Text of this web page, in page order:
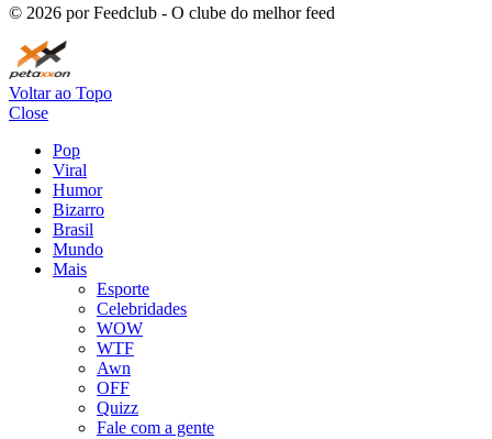
© 2026 por Feedclub - O clube do melhor feed
Voltar ao Topo
Close
Pop
Viral
Humor
Bizarro
Brasil
Mundo
Mais
Esporte
Celebridades
WOW
WTF
Awn
OFF
Quizz
Fale com a gente